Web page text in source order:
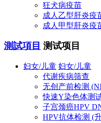
狂犬病疫苗
成人乙型肝炎疫
成人甲型肝炎疫
測試項目 测试项目
妇女/儿童 妇女/儿童
代谢疾病筛查
无创产前检测
快速Y染色体测
子宫颈癌HPV
HPV抗体检测 (